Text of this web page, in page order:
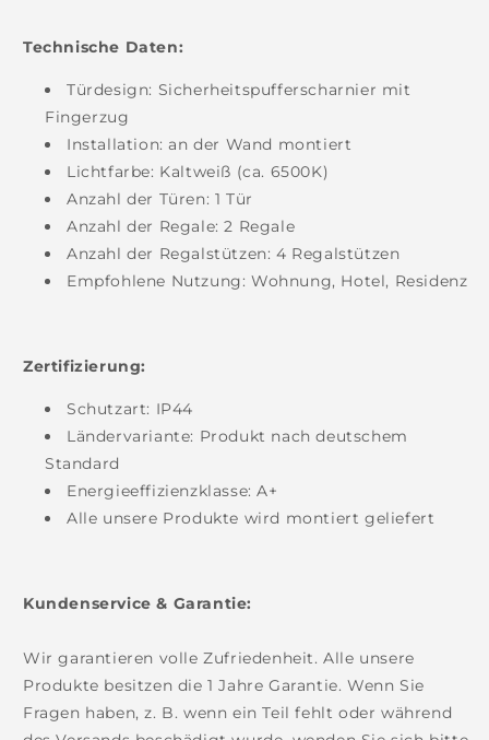
Technische Daten:
Türdesign: Sicherheitspufferscharnier mit
Fingerzug
Installation: an der Wand montiert
Lichtfarbe: Kaltweiß (ca. 6500K)
Anzahl der Türen: 1 Tür
Anzahl der Regale: 2 Regale
Anzahl der Regalstützen: 4 Regalstützen
Empfohlene Nutzung: Wohnung, Hotel, Residenz
Zertifizierung:
Schutzart: IP44
Ländervariante: Produkt nach deutschem
Standard
Energieeffizienzklasse: A+
Alle unsere Produkte wird montiert geliefert
Kundenservice & Garantie:
Wir garantieren volle Zufriedenheit. Alle unsere
Produkte besitzen die 1 Jahre Garantie. Wenn Sie
Fragen haben, z. B. wenn ein Teil fehlt oder während